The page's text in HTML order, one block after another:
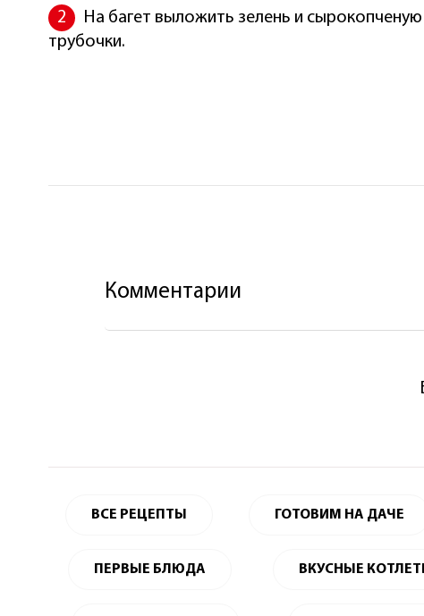
На багет выложить зелень и
трубочки.
Комментарии
ВСЕ РЕЦЕПТЫ ГОТОВИМ НА ДАЧЕ
ПЕРВЫЕ БЛЮДА ВКУСНЫЕ